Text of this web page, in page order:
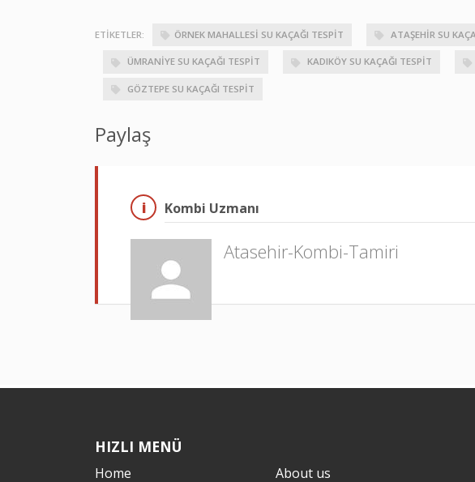
ETIKETLER: ÖRNEK MAHALLESI SU KAÇAĞI TESPIT ATAŞEHIR SU
ÜMRANIYE SU KAÇAĞI TESPIT KADIKÖY SU KAÇAĞI TESPIT
GÖZTEPE SU KAÇAĞI TESPIT
Paylaş
Kombi Uzmanı
Atasehir-Kombi-Tamiri
HIZLI MENÜ
Home About us